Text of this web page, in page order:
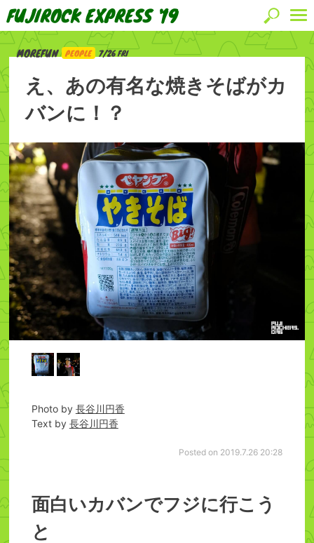
FUJIROCK EXPRESS '19
MOREFUN PEOPLE 7/26 FRI
え、あの有名な焼きそばがカ
バンに！？
Photo by 長谷川円香
Text by 長谷川円香
Posted on 2019.7.26 20:28
面白いカバンでフジに行こう
と